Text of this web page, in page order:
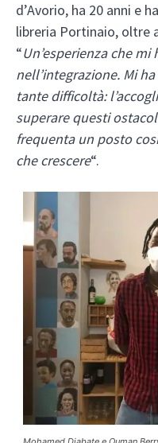
d’Avorio, ha 20 anni e
libreria Portinaio, oltre
“Un’esperienza che
nell’integrazione. Mi
tante difficoltà:
superare questi
frequenta un posto
che crescere“.